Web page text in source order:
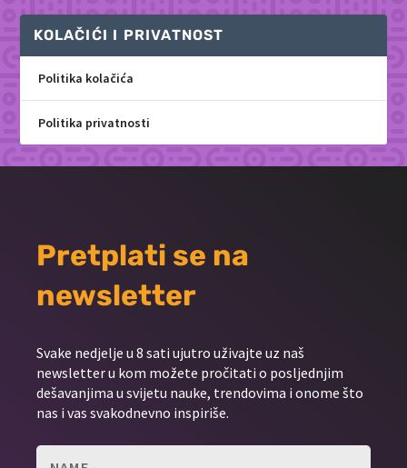
KOLAČIĆI I PRIVATNOST
Politika kolačića
Politika privatnosti
Pretplati se na
newsletter
Svake nedjelje u 8 sati ujutro uživajte uz naš
newsletter u kom možete pročitati o posljednjim
dešavanjima u svijetu nauke, trendovima i onome što
nas i vas svakodnevno inspiriše.